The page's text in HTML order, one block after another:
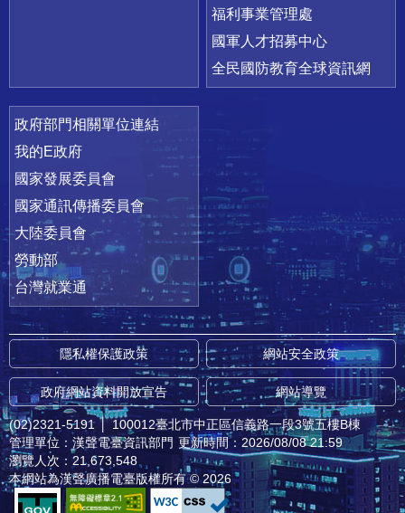
福利事業管理處
國軍人才招募中心
全民國防教育全球資訊網
政府部門相關單位連結
我的E政府
國家發展委員會
國家通訊傳播委員會
大陸委員會
勞動部
台灣就業通
隱私權保護政策 網站安全政策
政府網站資料開放宣告 網站導覽
(02)2321-5191 │ 100012臺北市中正區信義路一段3號五樓B棟
管理單位：漢聲電臺資訊部門 更新時間：2026/08/08 21:59
瀏覽人次：21,673,548
本網站為漢聲廣播電臺版權所有 © 2026